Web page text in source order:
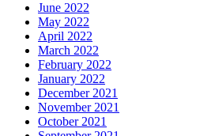
June 2022
May 2022
April 2022
March 2022
February 2022
January 2022
December 2021
November 2021
October 2021